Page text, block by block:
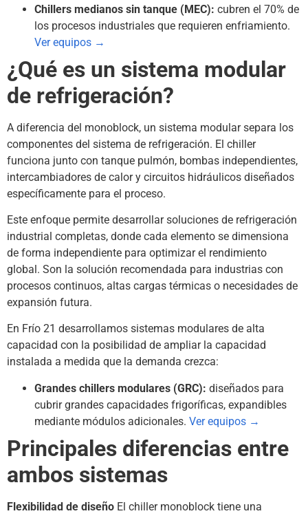
Chillers medianos sin tanque (MEC): cubren el 70% de
los procesos industriales que requieren enfriamiento.
Ver equipos →
¿Qué es un sistema modular
de refrigeración?
A diferencia del monoblock, un sistema modular separa los
componentes del sistema de refrigeración. El chiller
funciona junto con tanque pulmón, bombas independientes,
intercambiadores de calor y circuitos hidráulicos diseñados
específicamente para el proceso.
Este enfoque permite desarrollar soluciones de refrigeración
industrial completas, donde cada elemento se dimensiona
de forma independiente para optimizar el rendimiento
global. Son la solución recomendada para industrias con
procesos continuos, altas cargas térmicas o necesidades de
expansión futura.
En Frío 21 desarrollamos sistemas modulares de alta
capacidad con la posibilidad de ampliar la capacidad
instalada a medida que la demanda crezca:
Grandes chillers modulares (GRC): diseñados para
cubrir grandes capacidades frigoríficas, expandibles
mediante módulos adicionales. Ver equipos →
Principales diferencias entre
ambos sistemas
Flexibilidad de diseño El chiller monoblock tiene una